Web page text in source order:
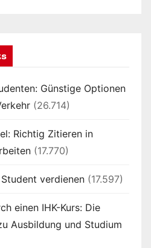
Günstige Optionen
(26.714)
Richtig Zitieren in
(17.770)
verdienen (17.597)
einen IHK-Kurs: Die
Ausbildung und Studium